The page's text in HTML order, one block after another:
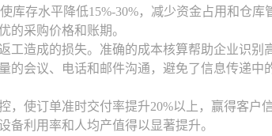
存水平降低15%-30%，减少资金占用和仓库
的采购价格和账期。
造成的损失。准确的成本核算帮助企业识别
会议、电话和邮件沟通，避免了信息传递中
使订单准时交付率提升20%以上，赢得客户信
利用率和人均产值得以显著提升。